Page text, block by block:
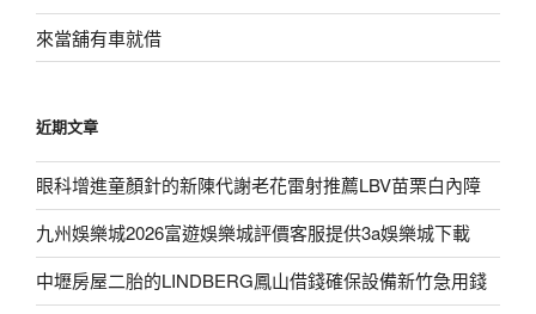
字:
來當舖有車就借
近期文章
眼科增進童顏針的新陳代謝老花雷射推薦LBV苗栗白內障
九州娛樂城2026富遊娛樂城評價客服提供3a娛樂城下載
中壢房屋二胎的LINDBERG鳳山借錢確保設備新竹急用錢